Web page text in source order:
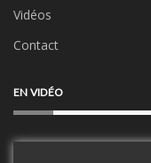
Vidéos
Contact
EN VIDÉO